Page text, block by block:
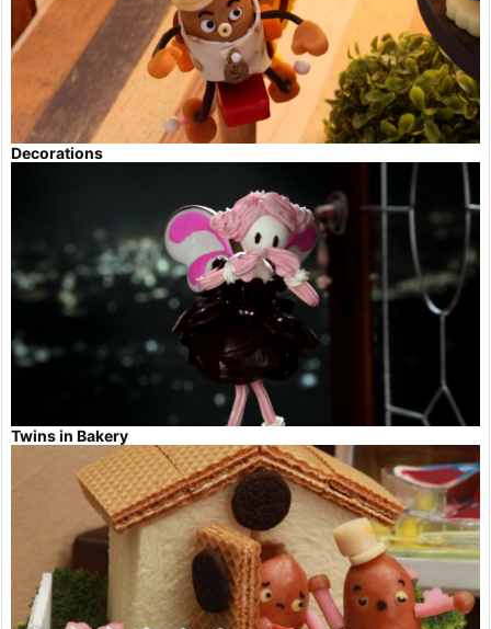
Decorations
Twins in Bakery